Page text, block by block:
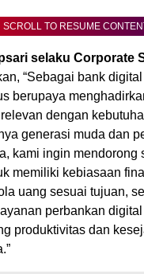
SCROLL TO RESUME
selaku Corporate
“Sebagai bank
berupaya
dengan
generasi muda dan
kami ingin mendorong
memiliki kebiasaan
uang sesuai tujuan,
perbankan
produktivitas dan